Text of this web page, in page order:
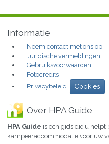
Informatie
Neem contact met ons op
Juridische vermeldingen
Gebruiksvoorwaarden
Fotocredits
Privacybeleid
Cookies
Over HPA Guide
HPA Guide is een gids die u helpt
kampeeraccommodatie voor uw